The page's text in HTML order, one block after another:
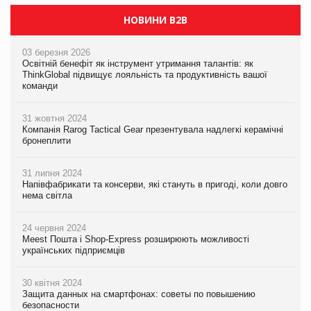
НОВИНИ B2B
03 березня 2026
Освітній бенефіт як інструмент утримання талантів: як
ThinkGlobal підвищує лояльність та продуктивність вашої
команди
31 жовтня 2024
Компанія Rarog Tactical Gear презентувала надлегкі керамічні
бронеплити
31 липня 2024
Напівфабрикати та консерви, які стануть в пригоді, коли довго
нема світла
24 червня 2024
Meest Пошта і Shop-Express розширюють можливості
українських підприємців
30 квітня 2024
Защита данных на смартфонах: советы по повышению
безопасности